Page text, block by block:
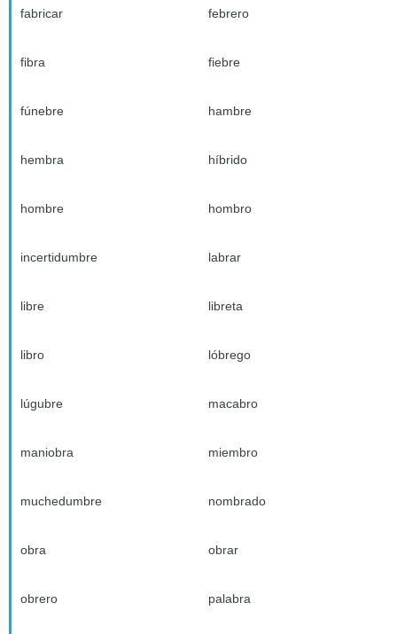
fabricar febrero
fibra fiebre
fúnebre hambre
hembra híbrido
hombre hombro
incertidumbre labrar
libre libreta
libro lóbrego
lúgubre macabro
maniobra miembro
muchedumbre nombrado
obra obrar
obrero palabra